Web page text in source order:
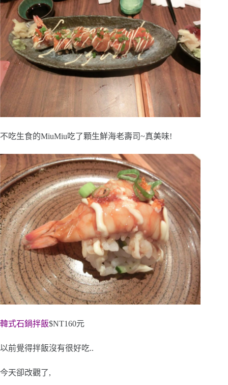
不吃生食的MiuMiu吃了顆生鮮海老壽司~真美味!
韓式石鍋拌飯$NT160元
以前覺得拌飯沒有很好吃..
今天卻改觀了,